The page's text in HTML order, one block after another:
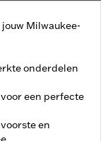
Milwaukee-
onderdelen
een perfecte
en